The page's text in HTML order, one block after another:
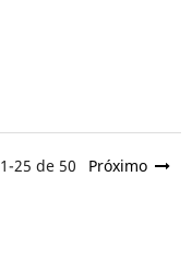
1-25 de 50 Próximo